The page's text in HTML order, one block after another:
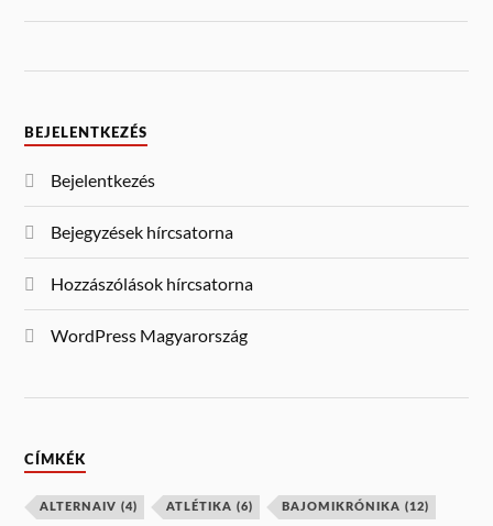
BEJELENTKEZÉS
Bejelentkezés
Bejegyzések hírcsatorna
Hozzászólások hírcsatorna
WordPress Magyarország
CÍMKÉK
ALTERNAIV (4) ATLÉTIKA (6) BAJOMIKRÓNIKA (12)